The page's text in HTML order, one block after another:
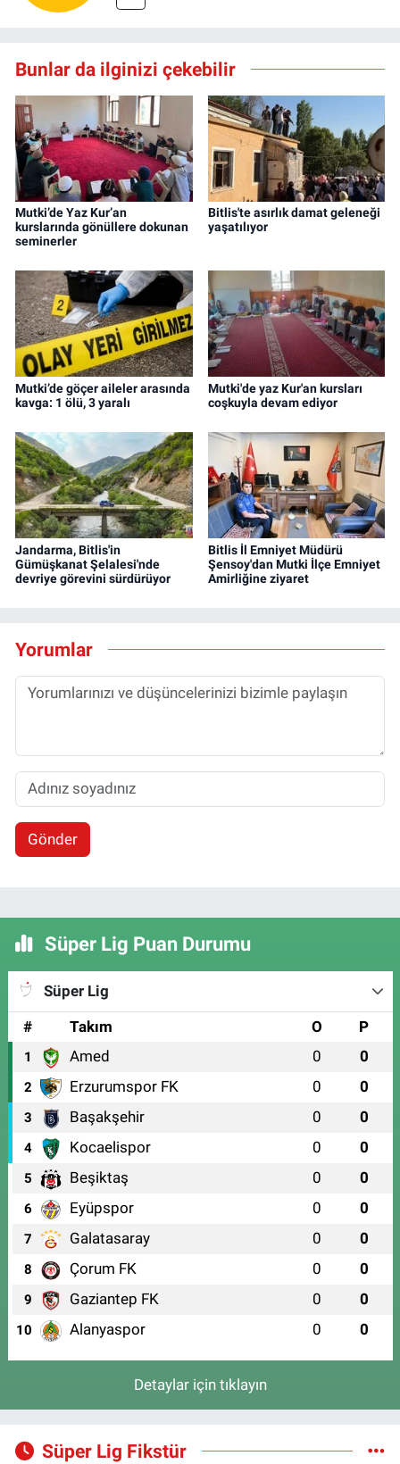
Bunlar da ilginizi çekebilir
Mutki’de Yaz Kur’an
kurslarında gönüllere dokunan
seminerler
Bitlis'te asırlık damat geleneği
yaşatılıyor
Mutki’de göçer aileler arasında
kavga: 1 ölü, 3 yaralı
Mutki'de yaz Kur'an kursları
coşkuyla devam ediyor
Jandarma, Bitlis'in
Gümüşkanat Şelalesi'nde
devriye görevini sürdürüyor
Bitlis İl Emniyet Müdürü
Şensoy'dan Mutki İlçe Emniyet
Amirliğine ziyaret
Yorumlar
Gönder
Süper Lig Puan Durumu
Süper Lig
#
Takım O P
1 Amed 0 0
2 Erzurumspor FK 0 0
3 Başakşehir 0 0
4 Kocaelispor 0 0
5 Beşiktaş 0 0
6 Eyüpspor 0 0
7 Galatasaray 0 0
8 Çorum FK 0 0
9 Gaziantep FK 0 0
10 Alanyaspor 0 0
Detaylar için tıklayın
Süper Lig Fikstür